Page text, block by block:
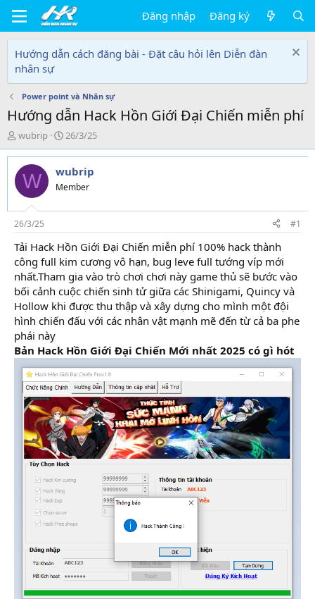
Đăng nhập Đăng ký
Hướng dẫn cách đăng bài - Đặt câu hỏi lên Diễn đàn
nhân sự
Power point và Nhân sự
Hướng dẫn Hack Hồn Giới Đại Chiến miễn phí
T
h
r
e
d
s
t
a
r
t
e
r
wubrip
N
g
à
y
g
i
26/3/25
W wubrip
Member
26/3/25 #1
Tải Hack Hồn Giới Đại Chiến miễn phí 100% hack thành
công full kim cương vô hạn, bug leve full tướng víp mới
nhất.Tham gia vào trò chơi chơi này game thủ sẽ bước vào
bối cảnh cuộc chiến sinh tử giữa các Shinigami, Quincy và
Hollow khi được thu thập và xây dựng cho mình một đội
hình chiến đấu với các nhân vật mạnh mẽ đến từ cả ba phe
phái này
Bản Hack Hồn Giới Đại Chiến Mới nhất 2025 có gì hót